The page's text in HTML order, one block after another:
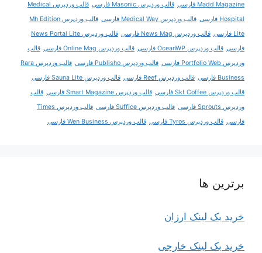
Madd Magazine فارسی
قالب وردپرس Masonic فارسی
قالب وردپرس Medical
Hospital فارسی
قالب وردپرس Medical Way فارسی
قالب وردپرس Mh Edition
Lite فارسی
قالب وردپرس News Mag فارسی
قالب وردپرس News Portal Lite
فارسی قالب وردپرس OceanWP فارسی قالب وردپرس Online Mag فارسی
قالب
وردپرس Portfolio Web فارسی
قالب وردپرس Publisho فارسی
قالب وردپرس Rara
Business فارسی
قالب وردپرس Reef فارسی
قالب وردپرس Sauna Lite فارسی
قالب وردپرس Skt Coffee فارسی
قالب وردپرس Smart Magazine فارسی
قالب
وردپرس Sprouts فارسی
قالب وردپرس Suffice فارسی
قالب وردپرس Times
فارسی قالب وردپرس Tyros فارسی قالب وردپرس Wen Business فارسی
برترین ها
خرید بک لینک ارزان
خرید بک لینک خارجی